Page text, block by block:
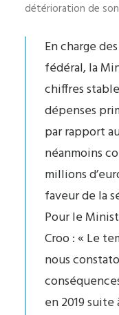
détérioration de son
En charge
fédéral, la
chiffres
dépenses
par rapport
néanmoins
millions
faveur de la
Pour le
Croo : « Le
nous
en 2019